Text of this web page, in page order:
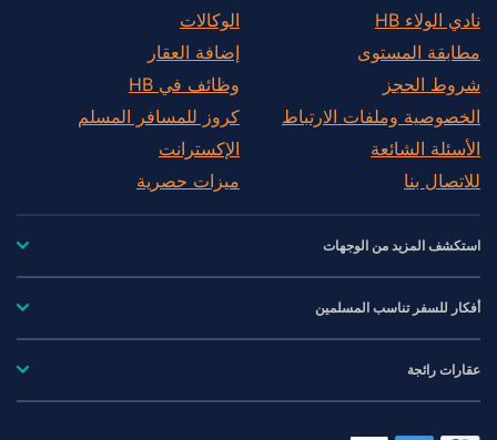
نادي الولاء HB
مطابقة المستوى
شروط الحجز
الخصوصية وملفات الارتباط
الأسئلة الشائعة
للاتصال بنا
الوكالات
إضافة العقار
وظائف في HB
كروز للمسافر المسلم
الإكسترانت
ميزات حصرية
استكشف المزيد من الوجهات
أفكار للسفر تناسب المسلمين
عقارات رائجة